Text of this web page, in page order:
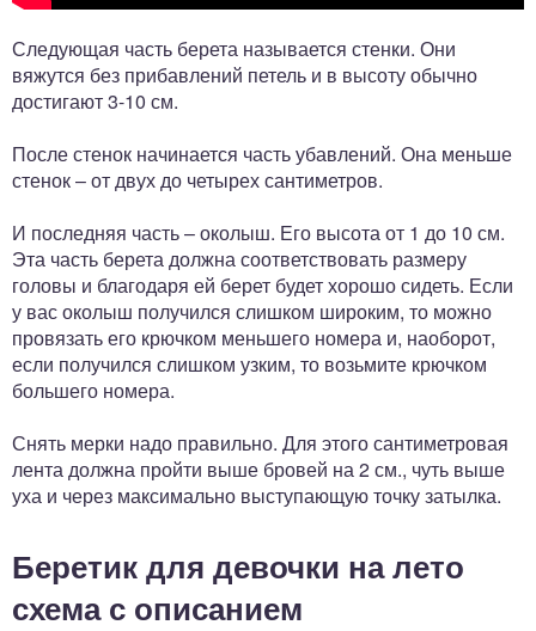
Следующая часть берета называется стенки. Они
вяжутся без прибавлений петель и в высоту обычно
достигают 3-10 см.
После стенок начинается часть убавлений. Она меньше
стенок – от двух до четырех сантиметров.
И последняя часть – околыш. Его высота от 1 до 10 см.
Эта часть берета должна соответствовать размеру
головы и благодаря ей берет будет хорошо сидеть. Если
у вас околыш получился слишком широким, то можно
провязать его крючком меньшего номера и, наоборот,
если получился слишком узким, то возьмите крючком
большего номера.
Снять мерки надо правильно. Для этого сантиметровая
лента должна пройти выше бровей на 2 см., чуть выше
уха и через максимально выступающую точку затылка.
Беретик для девочки на лето
схема с описанием